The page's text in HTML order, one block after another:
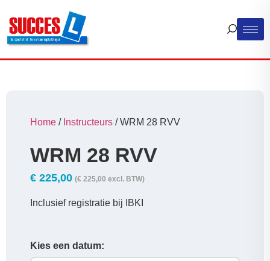
Home / Instructeurs / WRM 28 RVV
WRM 28 RVV
€ 225,00 (€ 225,00 excl. BTW)
Inclusief registratie bij IBKI
Kies een datum: